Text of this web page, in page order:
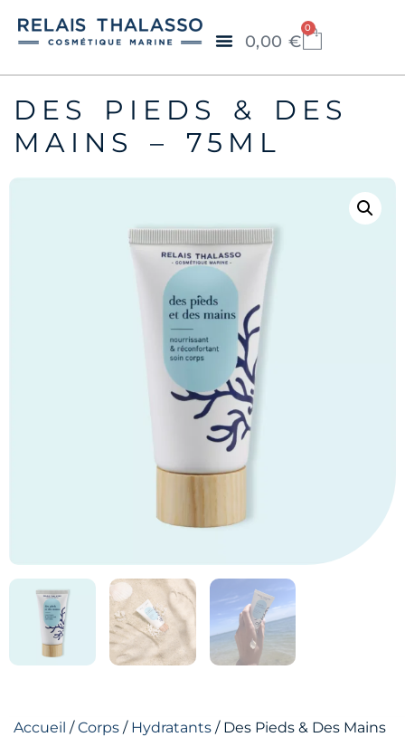
0,00 €
0
DES PIEDS & DES
MAINS – 75ML
Accueil /Corps / Hydratants / Des Pieds & Des Mains